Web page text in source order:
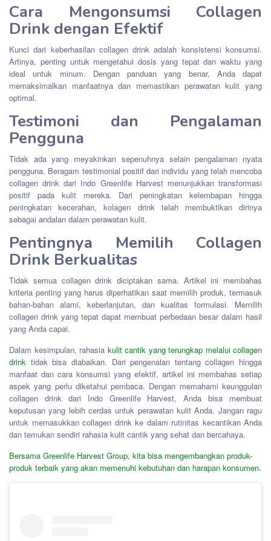
Cara Mengonsumsi Collagen
Drink dengan Efektif
Kunci dari keberhasilan collagen drink adalah konsistensi konsumsi.
Artinya, penting untuk mengetahui dosis yang tepat dan waktu yang
ideal untuk minum. Dengan panduan yang benar, Anda dapat
memaksimalkan manfaatnya dan memastikan perawatan kulit yang
optimal.
Testimoni dan Pengalaman
Pengguna
Tidak ada yang meyakinkan sepenuhnya selain pengalaman nyata
pengguna. Beragam testimonial positif dari individu yang telah mencoba
collagen drink dari Indo Greenlife Harvest menunjukkan transformasi
positif pada kulit mereka. Dari peningkatan kelembapan hingga
peningkatan kecerahan, kolagen drink telah membuktikan dirinya
sebagai andalan dalam perawatan kulit.
Pentingnya Memilih Collagen
Drink Berkualitas
Tidak semua collagen drink diciptakan sama. Artikel ini membahas
kriteria penting yang harus diperhatikan saat memilih produk, termasuk
bahan-bahan alami, keberlanjutan, dan kualitas formulasi. Memilih
collagen drink yang tepat dapat membuat perbedaan besar dalam hasil
yang Anda capai.
Dalam kesimpulan, rahasia kulit cantik yang terungkap melalui collagen
drink tidak bisa diabaikan. Dari pengenalan tentang collagen hingga
manfaat dan cara konsumsi yang efektif, artikel ini membahas setiap
aspek yang perlu diketahui pembaca. Dengan memahami keunggulan
collagen drink dari Indo Greenlife Harvest, Anda bisa membuat
keputusan yang lebih cerdas untuk perawatan kulit Anda. Jangan ragu
untuk memasukkan collagen drink ke dalam rutinitas kecantikan Anda
dan temukan sendiri rahasia kulit cantik yang sehat dan bercahaya.
Bersama Greenlife Harvest Group, kita bisa mengembangkan produk-
produk terbaik yang akan memenuhi kebutuhan dan harapan konsumen.